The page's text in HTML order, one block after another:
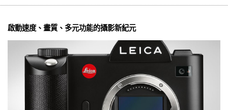
啟動速度、畫質、多元功能的攝影新紀元